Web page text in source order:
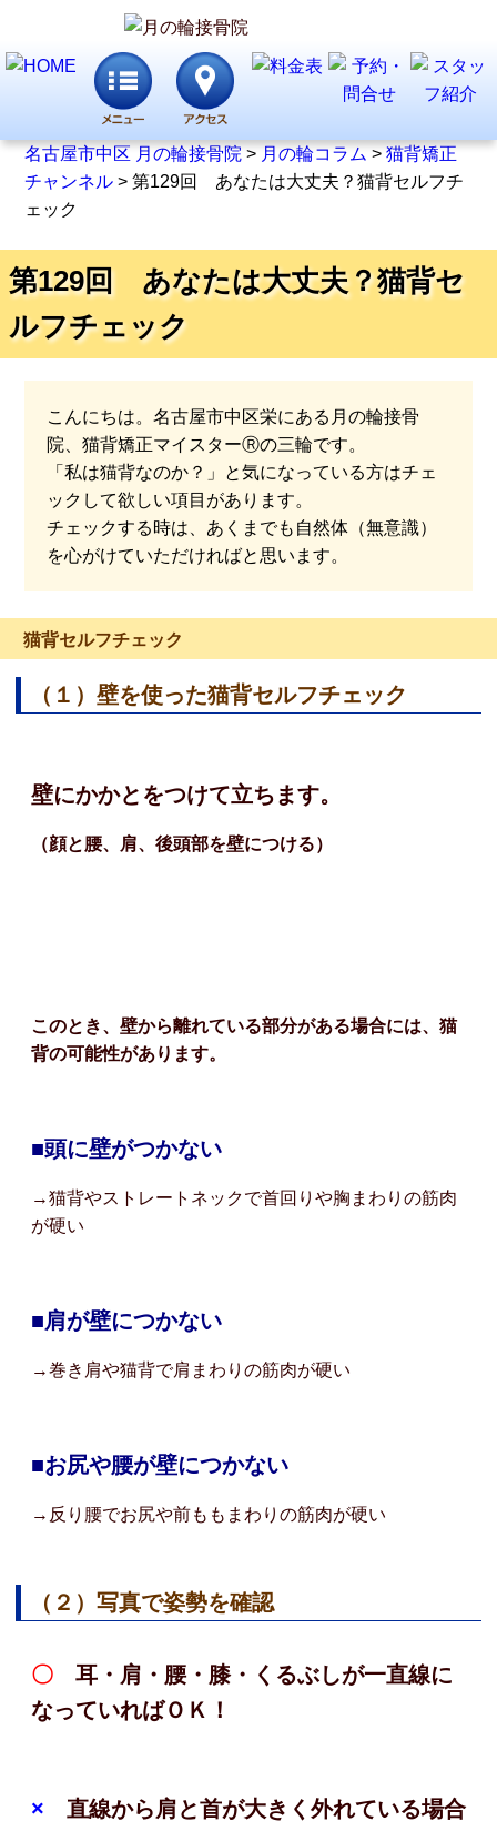
名古屋市中区 月の輪接骨院 > 月の輪コラム >猫背矯正
チャンネル >第129回 あなたは大丈夫？猫背セルフチ
ェック
第129回 あなたは大丈夫？猫背セ
ルフチェック
こんにちは。名古屋市中区栄にある月の輪接骨
院、猫背矯正マイスターⓇの三輪です。
「私は猫背なのか？」と気になっている方はチェ
ックして欲しい項目があります。
チェックする時は、あくまでも自然体（無意識）
を心がけていただければと思います。
猫背セルフチェック
（１）壁を使った猫背セルフチェック
壁にかかとをつけて立ちます。
（顔と腰、肩、後頭部を壁につける）
このとき、壁から離れている部分がある場合には、猫
背の可能性があります。
■頭に壁がつかない
→猫背やストレートネックで首回りや胸まわりの筋肉
が硬い
■肩が壁につかない
→巻き肩や猫背で肩まわりの筋肉が硬い
■お尻や腰が壁につかない
→反り腰でお尻や前ももまわりの筋肉が硬い
（２）写真で姿勢を確認
〇 耳・肩・腰・膝・くるぶしが一直線に
なっていればＯＫ！
× 直線から肩と首が大きく外れている場合